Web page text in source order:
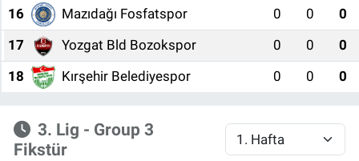
16
Mazıdağı Fosfatspor 0 0
0
17
Yozgat Bld Bozokspor 0 0
0
18
Kırşehir Belediyespor 0 0 0
3. Lig - Group 3
Fikstür
İLAN
Bize ulaşın
Yaşam